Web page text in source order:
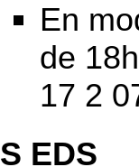
En
de
17 2
EDS